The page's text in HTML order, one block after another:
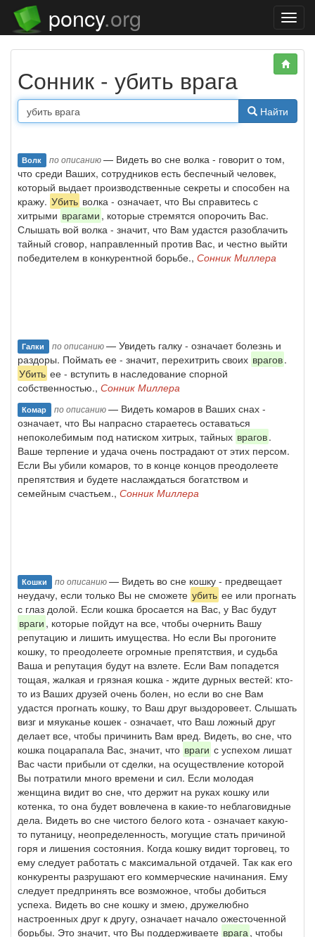
poncy.org
Сонник - убить врага
Найти
Волк по описанию— Видеть во сне волка - говорит о том,
что среди Ваших, сотрудников есть беспечный человек,
который выдает производственные секреты и способен на
кражу. Убить волка - означает, что Вы справитесь с
хитрыми врагами , которые стремятся опорочить Вас.
Слышать вой волка - значит, что Вам удастся разоблачить
тайный сговор, направленный против Вас, и честно выйти
победителем в конкурентной борьбе., Сонник Миллера
Галки по описанию— Увидеть галку - означает болезнь и
раздоры. Поймать ее - значит, перехитрить своих врагов.
Убить ее - вступить в наследование спорной
собственностью., Сонник Миллера
Комар по описанию— Видеть комаров в Ваших снах -
означает, что Вы напрасно стараетесь оставаться
непоколебимым под натиском хитрых, тайных врагов.
Ваше терпение и удача очень пострадают от этих персом.
Если Вы убили комаров, то в конце концов преодолеете
препятствия и будете наслаждаться богатством и
семейным счастьем., Сонник Миллера
Кошки по описанию— Видеть во сне кошку - предвещает
неудачу, если только Вы не сможете убить ее или прогнать
с глаз долой. Если кошка бросается на Вас, у Вас будут
враги , которые пойдут на все, чтобы очернить Вашу
репутацию и лишить имущества. Но если Вы прогоните
кошку, то преодолеете огромные препятствия, и судьба
Ваша и репутация будут на взлете. Если Вам попадется
тощая, жалкая и грязная кошка - ждите дурных вестей: кто-
то из Ваших друзей очень болен, но если во сне Вам
удастся прогнать кошку, то Ваш друг выздоровеет. Слышать
визг и мяуканье кошек - означает, что Ваш ложный друг
делает все, чтобы причинить Вам вред. Видеть, во сне, что
кошка поцарапала Вас, значит, что враги с успехом лишат
Вас части прибыли от сделки, на осуществление которой
Вы потратили много времени и сил. Если молодая
женщина видит во сне, что держит на руках кошку или
котенка, то она будет вовлечена в какие-то неблаговидные
дела. Видеть во сне чистого белого кота - означает какую-
то путаницу, неопределенность, могущие стать причиной
горя и лишения состояния. Когда кошку видит торговец, то
ему следует работать с максимальной отдачей. Так как его
конкуренты разрушают его коммерческие начинания. Ему
следует предпринять все возможное, чтобы добиться
успеха. Видеть во сне кошку и змею, дружелюбно
настроенных друг к другу, означает начало ожесточенной
борьбы. Это значит, что Вы поддерживаете врага, чтобы